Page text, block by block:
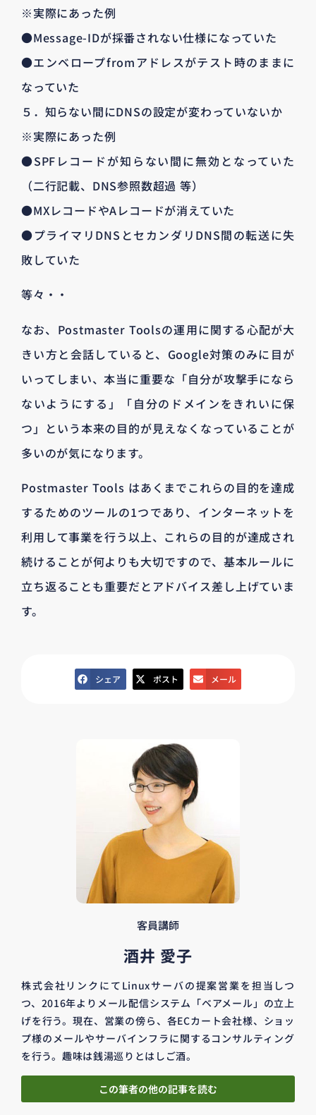
※実際にあった例
●Message-IDが採番されない仕様になっていた
●エンベロープfromアドレスがテスト時のままに
なっていた
５．知らない間にDNSの設定が変わっていないか
※実際にあった例
●SPFレコードが知らない間に無効となっていた
（二行記載、DNS参照数超過 等）
●MXレコードやAレコードが消えていた
●プライマリDNSとセカンダリDNS間の転送に失
敗していた
等々・・
なお、Postmaster Toolsの運用に関する心配が大
きい方と会話していると、Google対策のみに目が
いってしまい、本当に重要な「自分が攻撃手になら
ないようにする」「自分のドメインをきれいに保
つ」という本来の目的が見えなくなっていることが
多いのが気になります。
Postmaster Tools はあくまでこれらの目的を達成
するためのツールの1つであり、インターネットを
利用して事業を行う以上、これらの目的が達成され
続けることが何よりも大切ですので、基本ルールに
立ち返ることも重要だとアドバイス差し上げていま
す。
シェア ポスト メール
客員講師
酒井 愛子
株式会社リンクにてLinuxサーバの提案営業を担当しつ
つ、2016年よりメール配信システム「ベアメール」の立上
げを行う。現在、営業の傍ら、各ECカート会社様、ショッ
プ様のメールやサーバインフラに関するコンサルティング
を行う。趣味は銭湯巡りとはしご酒。
この筆者の他の記事を読む